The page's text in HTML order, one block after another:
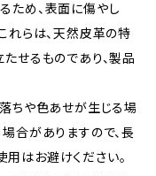
ため、表面に傷やし
れらは、天然皮革の特
せるものであり、製品
ちや色あせが生じる場
合がありますので、長
はお避けください。